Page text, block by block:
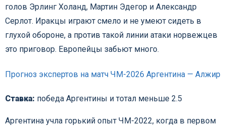
голов Эрлинг Холанд, Мартин Эдегор и Александр
Серлот. Иракцы играют смело и не умеют сидеть в
глухой обороне, а против такой линии атаки норвежцев
это приговор. Европейцы забьют много.
Прогноз экспертов на матч ЧМ-2026 Аргентина — Алжир
Ставка: победа Аргентины и тотал меньше 2.5
Аргентина учла горький опыт ЧМ-2022, когда в первом